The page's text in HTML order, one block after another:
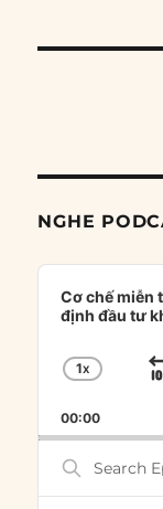
NGHE
Audio
Player
Cơ chế miễn
định đầu tư
RATE
1X
00:00
Search
Episodes